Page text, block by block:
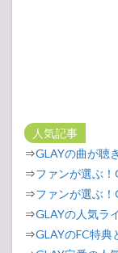
人気記事
⇒GLAYの曲が聴
⇒ファンが選ぶ
⇒ファンが選ぶ
⇒GLAYの人気ラ
⇒GLAYのFC特典